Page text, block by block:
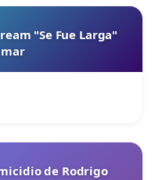
"Se Fue Larga"
de Rodrigo